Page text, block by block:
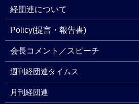
経団連について
Policy(提言・報告書)
会長コメント／スピーチ
週刊経団連タイムス
月刊経団連